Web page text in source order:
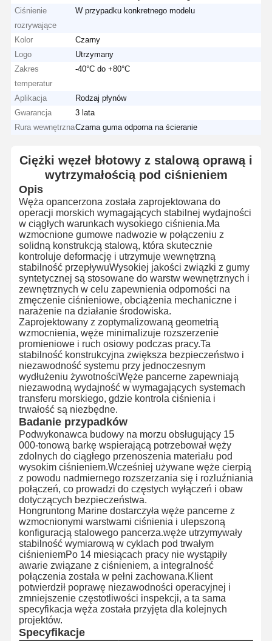
Do Domu
Ciśnienie
rozrywające
W przypadku konkretnego modelu
Kolor
Czarny
Logo
Utrzymany
Zakres
temperatur
-40°C do +80°C
Aplikacja
Rodzaj płynów
Gwarancja
3 lata
Rura wewnętrznaCzarna guma odporna na ścieranie
Ciężki węzeł błotowy z stalową oprawą i
wytrzymałością pod ciśnieniem
Opis
Węża opancerzona została zaprojektowana do
operacji morskich wymagających stabilnej wydajności
w ciągłych warunkach wysokiego ciśnienia.Ma
wzmocnione gumowe nadwozie w połączeniu z
solidną konstrukcją stalową, która skutecznie
kontroluje deformację i utrzymuje wewnętrzną
stabilność przepływuWysokiej jakości związki z gumy
syntetycznej są stosowane do warstw wewnętrznych i
zewnętrznych w celu zapewnienia odporności na
zmęczenie ciśnieniowe, obciążenia mechaniczne i
narażenie na działanie środowiska.
Zaprojektowany z zoptymalizowaną geometrią
wzmocnienia, węże minimalizuje rozszerzenie
promieniowe i ruch osiowy podczas pracy.Ta
stabilność konstrukcyjna zwiększa bezpieczeństwo i
niezawodność systemu przy jednoczesnym
wydłużeniu żywotnościWęże pancerne zapewniają
niezawodną wydajność w wymagających systemach
transferu morskiego, gdzie kontrola ciśnienia i
trwałość są niezbędne.
Badanie przypadków
Podwykonawca budowy na morzu obsługujący 15
000-tonową barkę wspierającą potrzebował węży
zdolnych do ciągłego przenoszenia materiału pod
wysokim ciśnieniem.Wcześniej używane węże cierpią
z powodu nadmiernego rozszerzania się i rozluźniania
połączeń, co prowadzi do częstych wyłączeń i obaw
dotyczących bezpieczeństwa.
Hongruntong Marine dostarczyła węże pancerne z
wzmocnionymi warstwami ciśnienia i ulepszoną
konfiguracją stalowego pancerza.węże utrzymywały
stabilność wymiarową w cyklach pod trwałym
ciśnieniemPo 14 miesiącach pracy nie wystąpiły
awarie związane z ciśnieniem, a integralność
połączenia została w pełni zachowana.Klient
potwierdził poprawę niezawodności operacyjnej i
zmniejszenie częstotliwości inspekcji, a ta sama
specyfikacja węża została przyjęta dla kolejnych
projektów.
Specyfikacje